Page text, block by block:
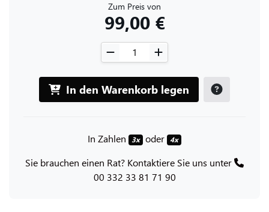
Zum Preis von
99,00 €
In den Warenkorb legen
In Zahlen 3x oder 4x
Sie brauchen einen Rat? Kontaktiere Sie uns unter
00 332 33 81 71 90